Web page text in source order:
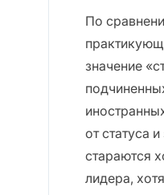
По
значение
от статуса
стараются
лидера,